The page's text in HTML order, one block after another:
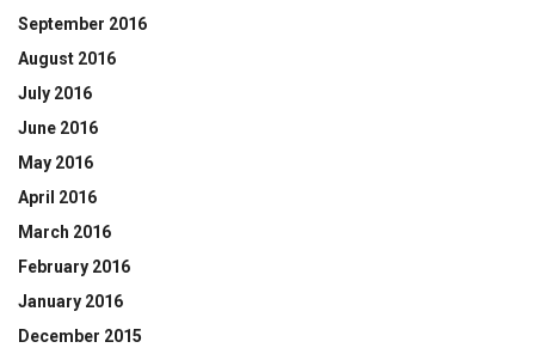
September 2016
August 2016
July 2016
June 2016
May 2016
April 2016
March 2016
February 2016
January 2016
December 2015